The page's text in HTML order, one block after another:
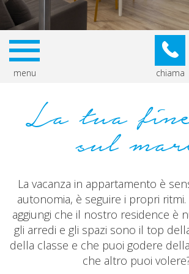
chiama
menu
La tua
sul
La vacanza in appartamento è
autonomia, è seguire i propri
aggiungi che il nostro residence è
gli arredi e gli spazi sono il top
della classe e che puoi godere
che altro puoi